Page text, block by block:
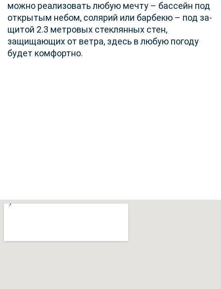
можно реализовать любую мечту – бассейн под
открытым небом, солярий или барбекю – под за-
щитой 2.3 метровых стеклянных стен,
защищающих от ветра, здесь в любую погоду
будет комфортно.